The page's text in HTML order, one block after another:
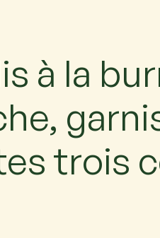
à la
trois